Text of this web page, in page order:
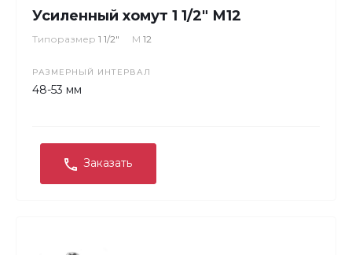
Усиленный хомут 1 1/2" М12
Типоразмер 1 1/2" М 12
РАЗМЕРНЫЙ ИНТЕРВАЛ
48-53 мм
Заказать